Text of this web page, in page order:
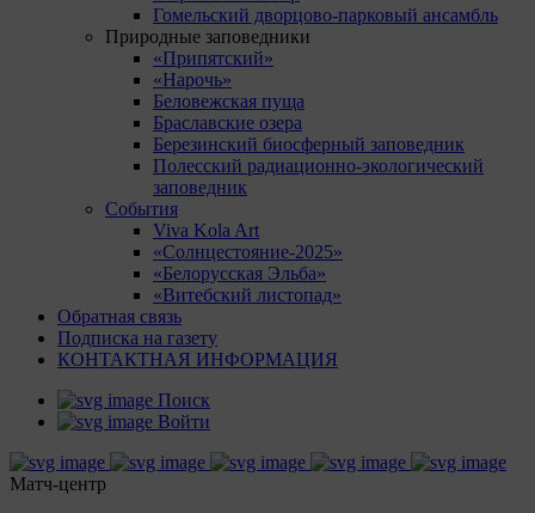
Гомельский дворцово-парковый ансамбль
Природные заповедники
«Припятский»
«Нарочь»
Беловежская пуща
Браславские озера
Березинский биосферный заповедник
Полесский радиационно-экологический
заповедник
События
Viva Kola Art
«Солнцестояние-2025»
«Белорусская Эльба»
«Витебский листопад»
Обратная связь
Подписка на газету
КОНТАКТНАЯ ИНФОРМАЦИЯ
Поиск
Войти
Матч-центр